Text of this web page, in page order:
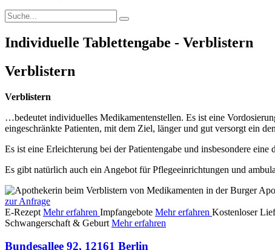
Individuelle Tablettengabe - Verblistern
Verblistern
Verblistern
…bedeutet individuelles Medikamentenstellen. Es ist eine
eingeschränkte Patienten, mit dem Ziel, länger und gut versorgt ein
Es ist eine Erleichterung bei der Patientengabe und insbesondere
Es gibt natürlich auch ein Angebot für Pflegeeinrichtungen und
zur Anfrage
E-Rezept Mehr erfahren Impfangebote Mehr erfahren Kostenloser
Schwangerschaft & Geburt Mehr erfahren
Bundesallee 92, 12161 Berlin